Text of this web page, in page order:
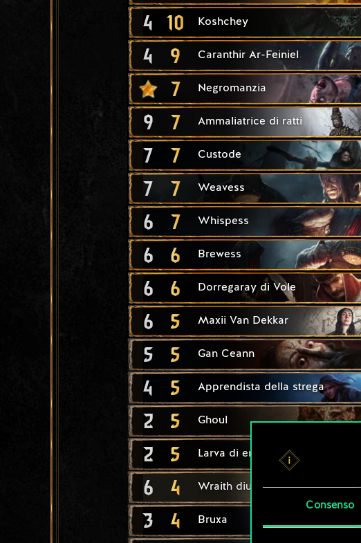
Consenso
4 10 Koshchey
4 9 Caranthir Ar-Feiniel
7 Negromanzia
9 7 Ammaliatrice di ratti
7 7 Custode
7 7 Weavess
6 7 Whispess
6 6 Brewess
6 6 Dorregaray di Vole
6 5 Maxii Van Dekkar
5 5 Gan Ceann
4 5 Apprendista della strega
2 5 Ghoul
2 5 Larva di endriaga
6 4 Wraith diurno
3 4 Bruxa